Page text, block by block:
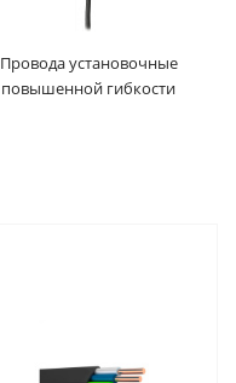
Провода установочные
повышенной гибкости